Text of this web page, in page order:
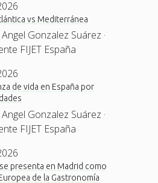
vs Mediterránea
Gonzalez Suárez ·
FIJET España
de vida en España por
Gonzalez Suárez ·
FIJET España
presenta en Madrid como
de la Gastronomía